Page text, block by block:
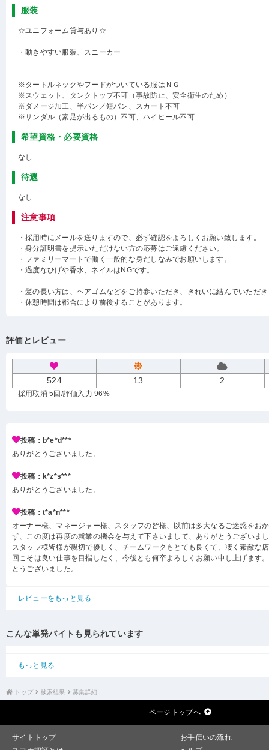
服装
☆ユニフォーム貸与あり☆
・動きやすい服装、スニーカー
※タートルネックやフードがついている服はＮＧ
※スウェット、タンクトップ不可（事故防止、安全衛生のため）
※ダメージ加工、半パン／短パン、スカート不可
※サンダル（素足が出るもの）不可、ハイヒール不可
希望資格・必要資格
なし
待遇
なし
注意事項
・採用時にメールを送りますので、必ず確認をよろしくお願い致します。
・身分証明書を提示いただけない方の応募はご遠慮ください。
・ファミリーマートで働く一般的な身だしなみでお願いします。
・過度なひげや香水、ネイルはNGです。
・髪の長い方は、ヘアゴムなどをご持参いただき、きれいに結んでいただ
・休憩時間は都合により前後することがあります。
評価とレビュー
524 13 2
採用取消 5回 /評価入力 96%
投稿：b*e*d***
ありがとうございました。
投稿：k*z*s***
ありがとうございました。
投稿：t*a*n***
オーナー様、マネージャー様、スタッフの皆様、以前は多大なるご迷惑をお
ず、この度は再度の就業の機会を与えて下さいまして、ありがとうございま
スタッフ様皆様が親切で優しく、チームワークもとても良くて、凄く素敵な
回こそは良い仕事を目指したく、今後とも何卒よろしくお願い申し上げます
とうございました。
レビューをもっと見る
こんな単発バイトも見られています
もっと見る
トップ 検索結果 募集詳細
ページトップへ
サイトトップ
お手伝いの流れ